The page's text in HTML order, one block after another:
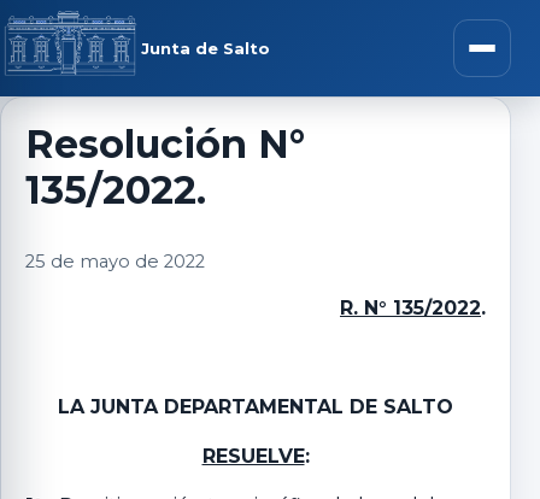
Saltar al contenido
Junta de Salto Abrir
menú
Resolución N°
135/2022.
25 de mayo de 2022
R. N° 135/2022.
LA JUNTA DEPARTAMENTAL DE SALTO
RESUELVE: